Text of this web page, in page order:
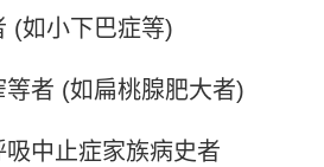
(如小下巴症等)
者 (如扁桃腺肥大者)
中止症家族病史者